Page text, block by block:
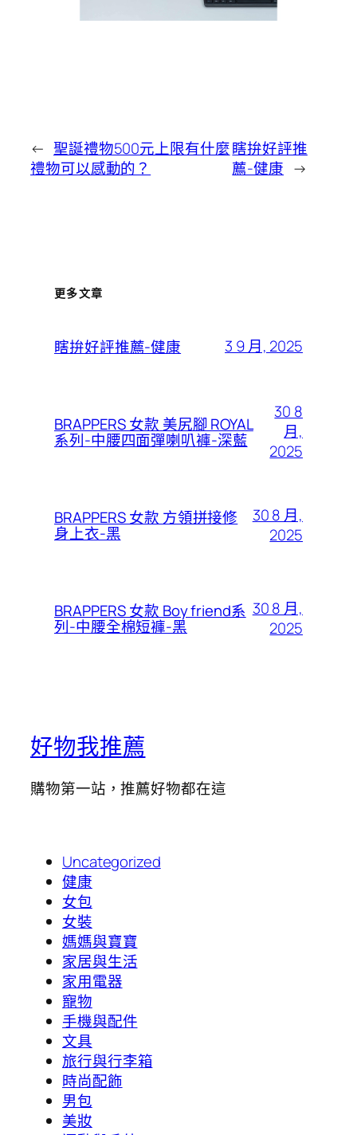
← 聖誕禮物500元上限有什麼
禮物可以感動的？
瞎拚好評推
薦-健康 →
更多文章
瞎拚好評推薦-健康 3 9 月, 2025
BRAPPERS 女款 美尻腳 ROYAL
系列-中腰四面彈喇叭褲-深藍
30 8
月,
2025
BRAPPERS 女款 方領拼接修
身上衣-黑
30 8 月,
2025
BRAPPERS 女款 Boy friend系
列-中腰全棉短褲-黑
30 8 月,
2025
好物我推薦
購物第一站，推薦好物都在這
Uncategorized
健康
女包
女裝
媽媽與寶寶
家居與生活
家用電器
寵物
手機與配件
文具
旅行與行李箱
時尚配飾
男包
美妝